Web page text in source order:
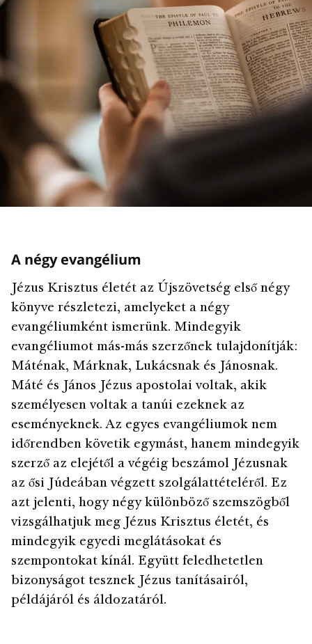
A négy evangélium
Jézus Krisztus életét az Újszövetség első négy
könyve részletezi, amelyeket a négy
evangéliumként ismerünk. Mindegyik
evangéliumot más-más szerzőnek tulajdonítják:
Máténak, Márknak, Lukácsnak és Jánosnak.
Máté és János Jézus apostolai voltak, akik
személyesen voltak a tanúi ezeknek az
eseményeknek. Az egyes evangéliumok nem
időrendben követik egymást, hanem mindegyik
szerző az elejétől a végéig beszámol Jézusnak
az ősi Júdeában végzett szolgálattételéről. Ez
azt jelenti, hogy négy különböző szemszögből
vizsgálhatjuk meg Jézus Krisztus életét, és
mindegyik egyedi meglátásokat és
szempontokat kínál. Együtt feledhetetlen
bizonyságot tesznek Jézus tanításairól,
példájáról és áldozatáról.